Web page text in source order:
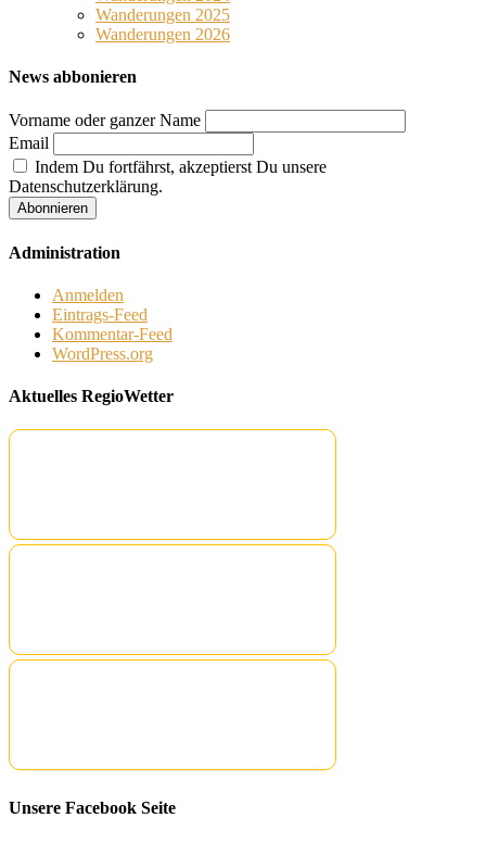
Wanderungen 2025
Wanderungen 2026
News abbonieren
Vorname oder ganzer Name
Email
Indem Du fortfährst, akzeptierst Du unsere
Datenschutzerklärung.
Administration
Anmelden
Eintrags-Feed
Kommentar-Feed
WordPress.org
Aktuelles RegioWetter
Unsere Facebook Seite